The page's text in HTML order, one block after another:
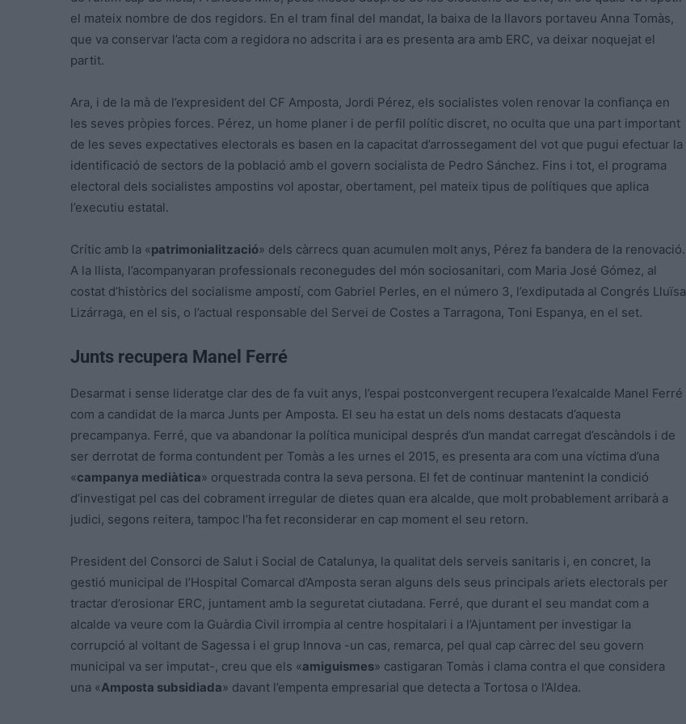
el mateix nombre de dos regidors. En el tram final del mandat, la baixa de la llavors portaveu Anna Tomàs,
que va conservar l’acta com a regidora no adscrita i ara es presenta ara amb ERC, va deixar noquejat el
partit.
Ara, i de la mà de l’expresident del CF Amposta, Jordi Pérez, els socialistes volen renovar la confiança en
les seves pròpies forces. Pérez, un home planer i de perfil polític discret, no oculta que una part important
de les seves expectatives electorals es basen en la capacitat d’arrossegament del vot que pugui efectuar la
identificació de sectors de la població amb el govern socialista de Pedro Sánchez. Fins i tot, el programa
electoral dels socialistes ampostins vol apostar, obertament, pel mateix tipus de polítiques que aplica
l’executiu estatal.
Crític amb la «patrimonialització» dels càrrecs quan acumulen molt anys, Pérez fa bandera de la renovació.
A la llista, l’acompanyaran professionals reconegudes del món sociosanitari, com Maria José Gómez, al
costat d’històrics del socialisme ampostí, com Gabriel Perles, en el número 3, l’exdiputada al Congrés Lluïsa
Lizárraga, en el sis, o l’actual responsable del Servei de Costes a Tarragona, Toni Espanya, en el set.
Junts recupera Manel Ferré
Desarmat i sense lideratge clar des de fa vuit anys, l’espai postconvergent recupera l’exalcalde Manel Ferré
com a candidat de la marca Junts per Amposta. El seu ha estat un dels noms destacats d’aquesta
precampanya. Ferré, que va abandonar la política municipal després d’un mandat carregat d’escàndols i de
ser derrotat de forma contundent per Tomàs a les urnes el 2015, es presenta ara com una víctima d’una
«campanya mediàtica» orquestrada contra la seva persona. El fet de continuar mantenint la condició
d’investigat pel cas del cobrament irregular de dietes quan era alcalde, que molt probablement arribarà a
judici, segons reitera, tampoc l’ha fet reconsiderar en cap moment el seu retorn.
President del Consorci de Salut i Social de Catalunya, la qualitat dels serveis sanitaris i, en concret, la
gestió municipal de l’Hospital Comarcal d’Amposta seran alguns dels seus principals ariets electorals per
tractar d’erosionar ERC, juntament amb la seguretat ciutadana. Ferré, que durant el seu mandat com a
alcalde va veure com la Guàrdia Civil irrompia al centre hospitalari i a l’Ajuntament per investigar la
corrupció al voltant de Sagessa i el grup Innova -un cas, remarca, pel qual cap càrrec del seu govern
municipal va ser imputat-, creu que els «amiguismes» castigaran Tomàs i clama contra el que considera
una «Amposta subsidiada» davant l’empenta empresarial que detecta a Tortosa o l’Aldea.